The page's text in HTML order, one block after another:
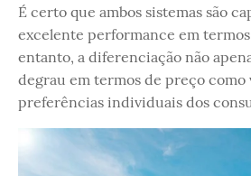
É certo que ambos sistemas são
excelente performance em
entanto, a diferenciação não
degrau em termos de preço como
preferências individuais dos